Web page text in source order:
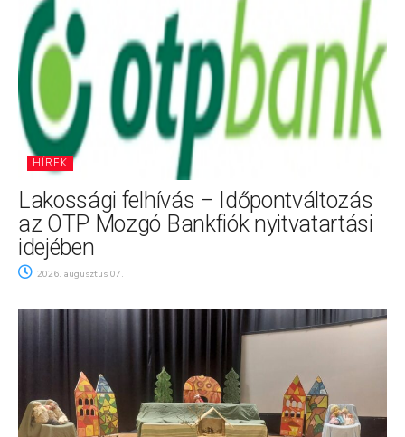
HÍREK
Lakossági felhívás – Időpontváltozás
az OTP Mozgó Bankfiók nyitvatartási
idejében
2026. augusztus 07.